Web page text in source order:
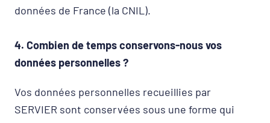
données de France (la CNIL).
4. Combien de temps conservons-nous vos
données personnelles ?
Vos données personnelles recueillies par
SERVIER sont conservées sous une forme qui